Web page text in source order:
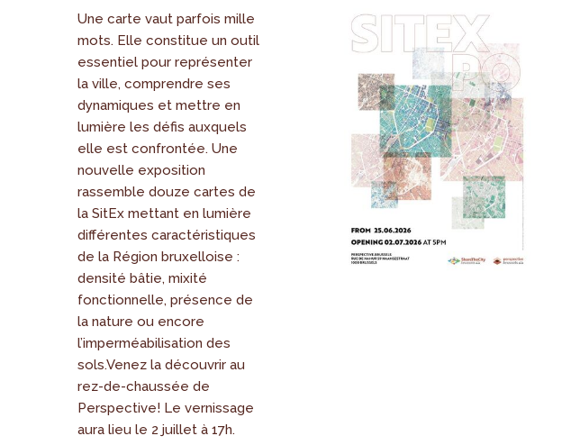
Une carte vaut parfois mille
mots. Elle constitue un outil
essentiel pour représenter
la ville, comprendre ses
dynamiques et mettre en
lumière les défis auxquels
elle est confrontée. Une
nouvelle exposition
rassemble douze cartes de
la SitEx mettant en lumière
différentes caractéristiques
de la Région bruxelloise :
densité bâtie, mixité
fonctionnelle, présence de
la nature ou encore
l’imperméabilisation des
sols.Venez la découvrir au
rez-de-chaussée de
Perspective! Le vernissage
aura lieu le 2 juillet à 17h.